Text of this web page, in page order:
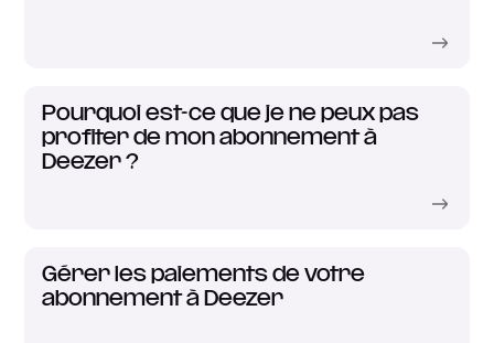
Pourquoi est-ce que je ne peux pas
profiter de mon abonnement à
Deezer ?
Gérer les paiements de votre
abonnement à Deezer